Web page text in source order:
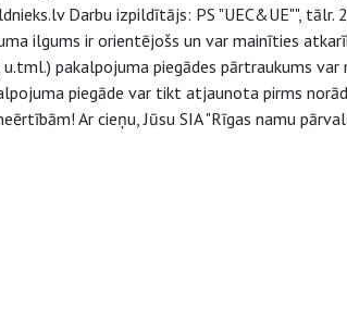
Darbu izpildītājs: PS "UEC&UE"", tālr.
ilgums ir orientējošs un var mainīties
pakalpojuma piegādes pārtraukums
piegāde var tikt atjaunota pirms
Ar cieņu, Jūsu SIA "Rīgas namu